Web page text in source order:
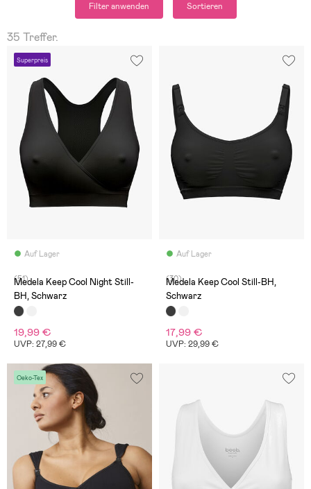
Filter anwenden Sortieren
35 Treffer.
Superpreis
Auf Lager
(51)
Medela Keep Cool Night Still-
BH, Schwarz
19,99 €
UVP: 27,99 €
Auf Lager
(30)
Medela Keep Cool Still-BH,
Schwarz
17,99 €
UVP: 29,99 €
Oeko-Tex